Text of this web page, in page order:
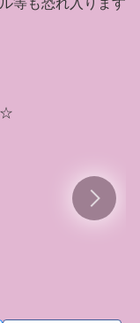
等も恐れ入ります
☆
ーバンズ/占いユニット